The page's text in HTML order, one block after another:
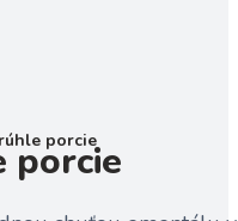
porcie
porcie